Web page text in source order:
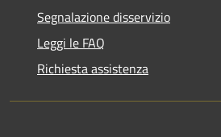
Segnalazione disservizio
Leggi le FAQ
Richiesta assistenza